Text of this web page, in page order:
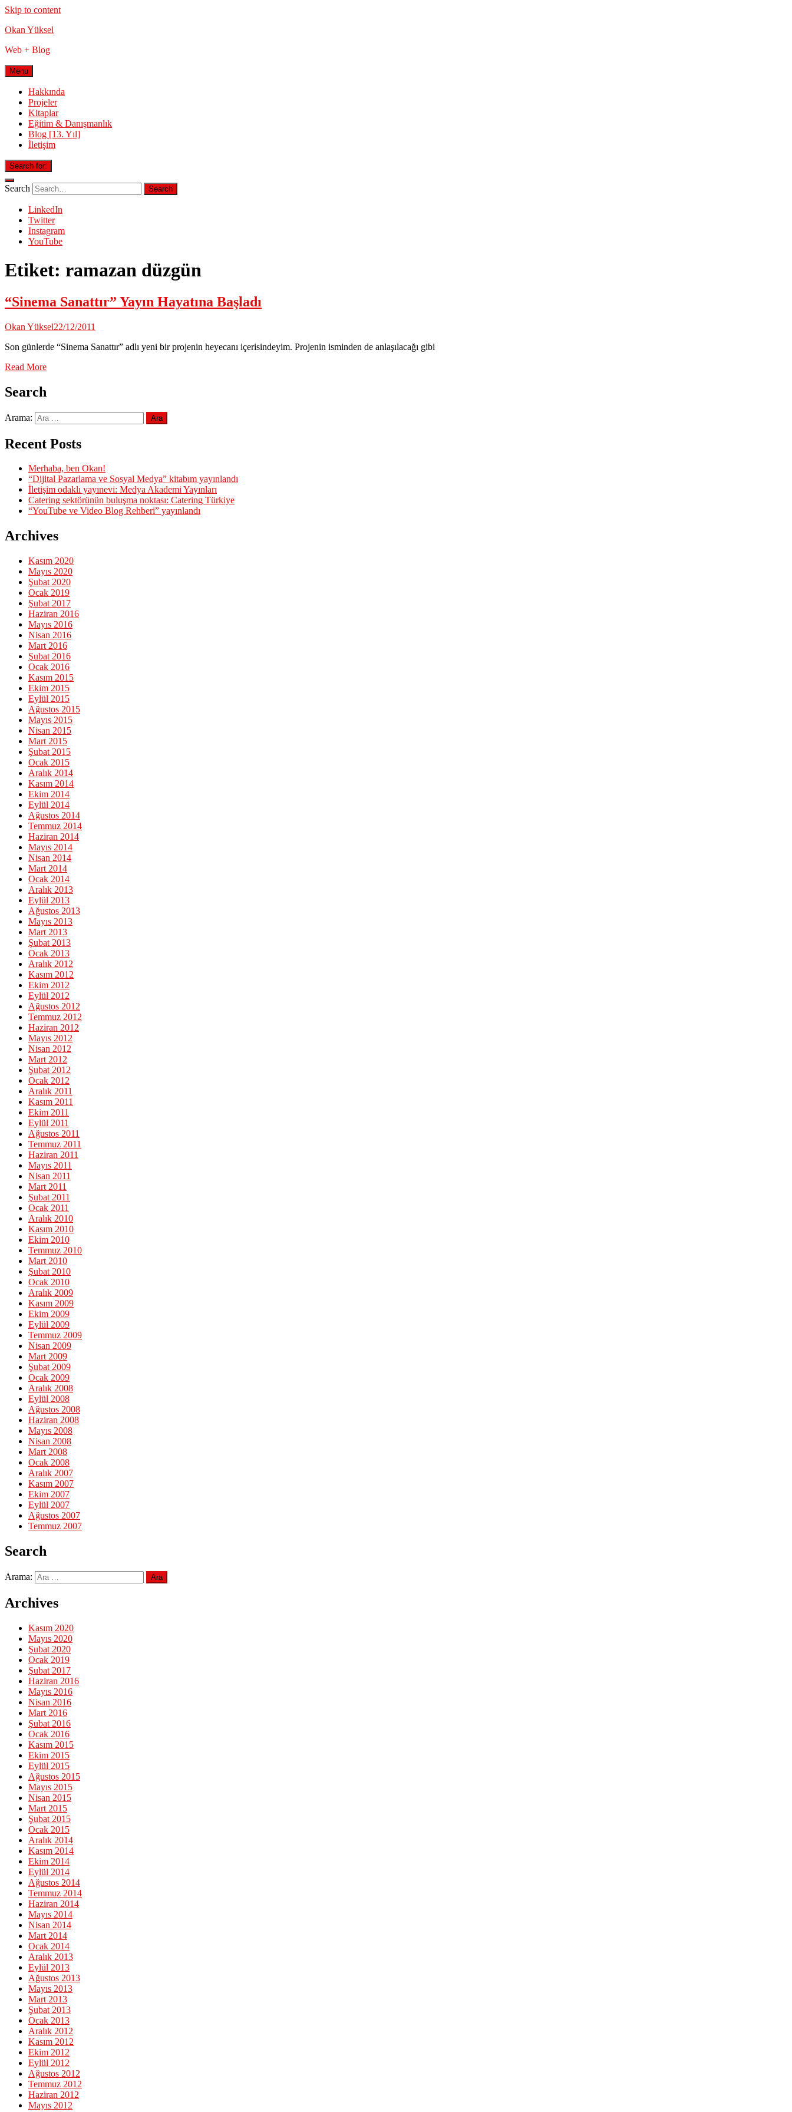
Skip to content
Okan Yüksel
Web + Blog
Menu
Hakkında
Projeler
Kitaplar
Eğitim & Danışmanlık
Blog [13. Yıl]
İletişim
Search for:
Search
LinkedIn
Twitter
Instagram
YouTube
Etiket: ramazan düzgün
“Sinema Sanattır” Yayın Hayatına Başladı
Okan Yüksel22/12/2011
Son günlerde “Sinema Sanattır” adlı yeni bir projenin heyecanı içerisindeyim. Projenin isminden de anlaşılacağı gibi
Read More
Search
Arama:
Recent Posts
Merhaba, ben Okan!
“Dijital Pazarlama ve Sosyal Medya” kitabım yayınlandı
İletişim odaklı yayınevi: Medya Akademi Yayınları
Catering sektörünün buluşma noktası: Catering Türkiye
“YouTube ve Video Blog Rehberi” yayınlandı
Archives
Kasım 2020
Mayıs 2020
Şubat 2020
Ocak 2019
Şubat 2017
Haziran 2016
Mayıs 2016
Nisan 2016
Mart 2016
Şubat 2016
Ocak 2016
Kasım 2015
Ekim 2015
Eylül 2015
Ağustos 2015
Mayıs 2015
Nisan 2015
Mart 2015
Şubat 2015
Ocak 2015
Aralık 2014
Kasım 2014
Ekim 2014
Eylül 2014
Ağustos 2014
Temmuz 2014
Haziran 2014
Mayıs 2014
Nisan 2014
Mart 2014
Ocak 2014
Aralık 2013
Eylül 2013
Ağustos 2013
Mayıs 2013
Mart 2013
Şubat 2013
Ocak 2013
Aralık 2012
Kasım 2012
Ekim 2012
Eylül 2012
Ağustos 2012
Temmuz 2012
Haziran 2012
Mayıs 2012
Nisan 2012
Mart 2012
Şubat 2012
Ocak 2012
Aralık 2011
Kasım 2011
Ekim 2011
Eylül 2011
Ağustos 2011
Temmuz 2011
Haziran 2011
Mayıs 2011
Nisan 2011
Mart 2011
Şubat 2011
Ocak 2011
Aralık 2010
Kasım 2010
Ekim 2010
Temmuz 2010
Mart 2010
Şubat 2010
Ocak 2010
Aralık 2009
Kasım 2009
Ekim 2009
Eylül 2009
Temmuz 2009
Nisan 2009
Mart 2009
Şubat 2009
Ocak 2009
Aralık 2008
Eylül 2008
Ağustos 2008
Haziran 2008
Mayıs 2008
Nisan 2008
Mart 2008
Ocak 2008
Aralık 2007
Kasım 2007
Ekim 2007
Eylül 2007
Ağustos 2007
Temmuz 2007
Search
Arama:
Archives
Kasım 2020
Mayıs 2020
Şubat 2020
Ocak 2019
Şubat 2017
Haziran 2016
Mayıs 2016
Nisan 2016
Mart 2016
Şubat 2016
Ocak 2016
Kasım 2015
Ekim 2015
Eylül 2015
Ağustos 2015
Mayıs 2015
Nisan 2015
Mart 2015
Şubat 2015
Ocak 2015
Aralık 2014
Kasım 2014
Ekim 2014
Eylül 2014
Ağustos 2014
Temmuz 2014
Haziran 2014
Mayıs 2014
Nisan 2014
Mart 2014
Ocak 2014
Aralık 2013
Eylül 2013
Ağustos 2013
Mayıs 2013
Mart 2013
Şubat 2013
Ocak 2013
Aralık 2012
Kasım 2012
Ekim 2012
Eylül 2012
Ağustos 2012
Temmuz 2012
Haziran 2012
Mayıs 2012